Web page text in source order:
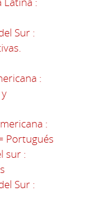
Sur :
:
:
Portugués
sur :
Sur :